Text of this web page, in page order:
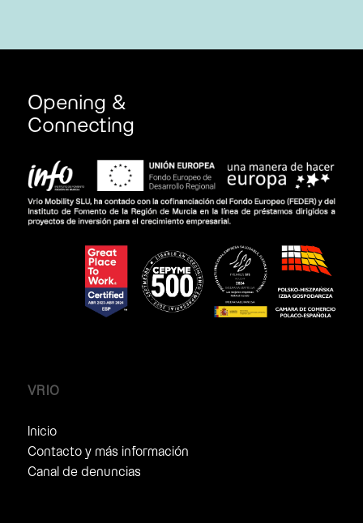
Opening &
Connecting
VRIO
Inicio
Contacto y más información
Canal de denuncias